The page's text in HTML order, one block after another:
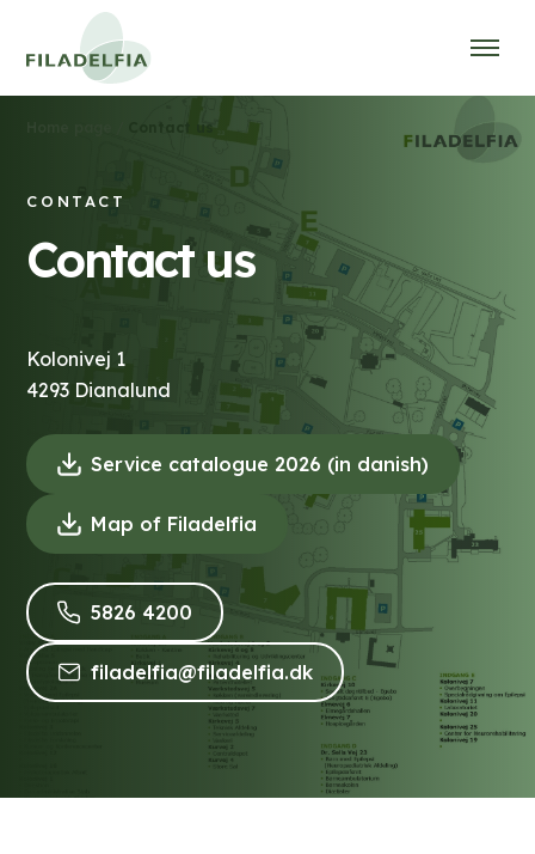
Contact us
CONTACT
Contact us
Kolonivej 1
4293 Dianalund
Service catalogue 2026 (in danish)
D
o
l
o
a
d
Map of Filadelfia
o
n
l
o
d
5826 4200
R
i
filadelfia@filadelfia.dk(
M
a